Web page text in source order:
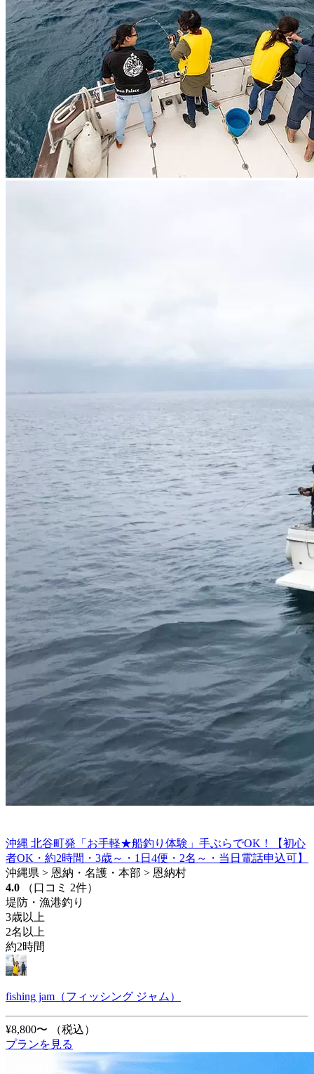
沖縄 北谷町発「お手軽★船釣り体験」手ぶらでOK！【初心
者OK・約2時間・3歳～・1日4便・2名～・当日電話申込可】
沖縄県 > 恩納・名護・本部 > 恩納村
4.0
（口コミ 2件）
堤防・漁港釣り
3歳以上
2名以上
約2時間
fishing jam（フィッシング ジャム）
¥8,800〜
（税込）
プランを見る